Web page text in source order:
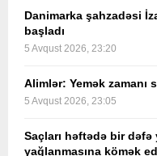
Danimarka şahzadəsi
başladı
5 Avqust 2026, 23:20
Alimlər: Yemək zamanı
5 Avqust 2026, 23:05
Saçları həftədə bir
yağlanmasına kömək